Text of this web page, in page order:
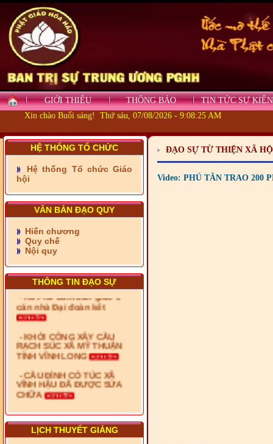
GIỚI THIỆU THÔNG BÁO
TIN TỨC SỰ KIỆN
Xin chào Buổi sáng! Thứ sáu, 07/08/2026 - 9:08:25 AM
HỆ THỐNG TỔ CHỨC
Hệ thống Tổ chức Giáo
hội
VĂN BẢN ĐẠO QUY
Hiến chương
Quy chế
Nội quy
THÔNG TIN ĐẠO SỰ
- Những tấm lòng thiện
nguyện vùng biên
- BAN TRỊ SỰ XÃ ĐẠI
PHƯỚC TỈNH ĐỒNG NAI
TIẾP SỨC ĐẾN TRƯỜNG
- Xã Châu Phú khánh
thành cầu Kênh 7 - Nam
kênh Quốc Gia
- Xã Phú Lâm bàn giao 9
căn nhà Đại đoàn kết
RẠCH SÚC XÃ MỸ THUẬN
TỈNH VĨNH LONG
VĨNH HẬU ĐÃ ĐƯỢC SỬA
CHỮA
đoàn kết cho hộ có hoàn
cảnh khó khăn tại xã Tây
YênLỊCH THUYẾT GIẢNG
ĐẠO SỰ TỪ THIỆN XÃ
Video: PHÚ TÂN TRAO 200